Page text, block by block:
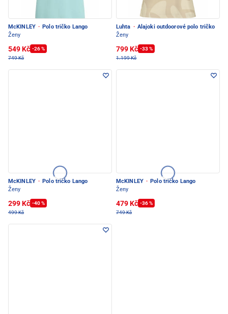
McKINLEY · Polo tričko Lango
Ženy
549 Kč -26 %
749 Kč
Luhta · Alajoki outdoorové polo tričko
Ženy
799 Kč -33 %
1.199 Kč
McKINLEY · Polo tričko Lango
Ženy
299 Kč -40 %
499 Kč
McKINLEY · Polo tričko Lango
Ženy
479 Kč -36 %
749 Kč